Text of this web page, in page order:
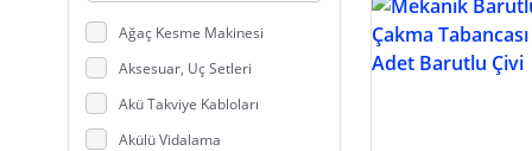
Ağaç Kesme Makinesi
Aksesuar, Uç Setleri
Akü Takviye Kabloları
Akülü Vidalama